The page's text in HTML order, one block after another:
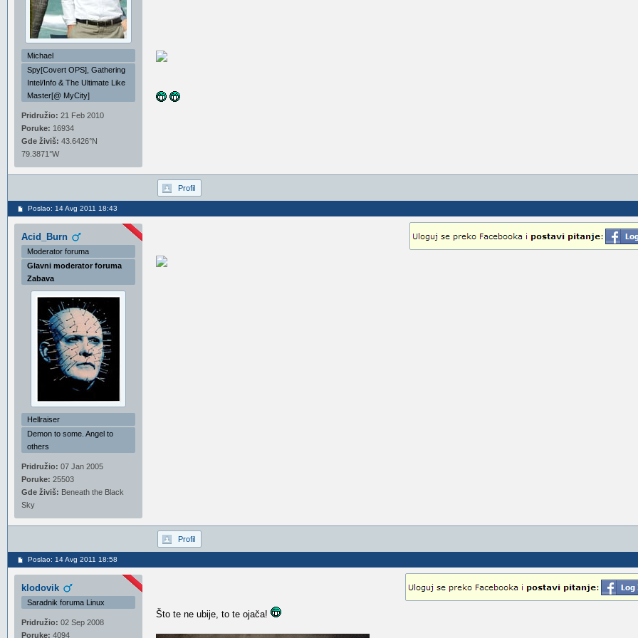
Michael
Spy[Covert OPS], Gathering
Intel/Info & The Ultimate Like
Master[@ MyCity]
Pridružio: 21 Feb 2010
Poruke: 16934
Gde živiš: 43.6426°N
79.3871°W
Profil
Poslao: 14 Avg 2011 18:43
Acid_Burn
Moderator foruma
Glavni moderator foruma
Zabava
Hellraiser
Demon to some. Angel to
others
Pridružio: 07 Jan 2005
Poruke: 25503
Gde živiš: Beneath the Black
Sky
Profil
Poslao: 14 Avg 2011 18:58
klodovik
Saradnik foruma Linux
Pridružio: 02 Sep 2008
Poruke: 4094
Što te ne ubije, to te ojača!